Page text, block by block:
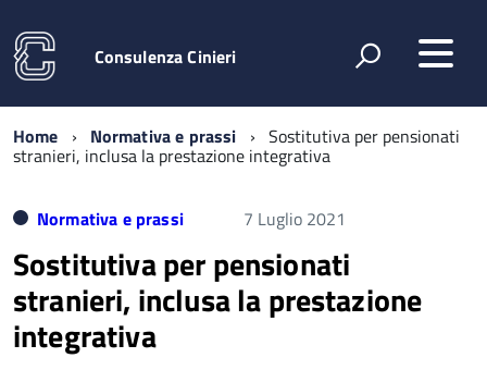
Consulenza Cinieri
Home Normativa e prassi Sostitutiva per pensionati
stranieri, inclusa la prestazione integrativa
Normativa e prassi 7 Luglio 2021
Sostitutiva per pensionati
stranieri, inclusa la prestazione
integrativa